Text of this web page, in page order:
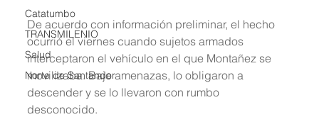
Catatumbo
TRANSMILENIO
Salud
Norte de Santander
De acuerdo con información preliminar, el hecho
ocurrió el viernes cuando sujetos armados
interceptaron el vehículo en el que Montañez se
movilizaba. Bajo amenazas, lo obligaron a
descender y se lo llevaron con rumbo
desconocido.